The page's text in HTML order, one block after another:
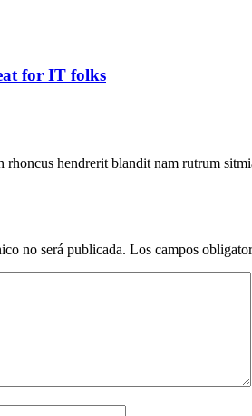
for IT folks
rhoncus hendrerit blandit nam rutrum
no será publicada. Los campos